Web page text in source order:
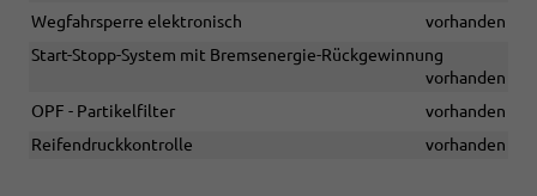
Wegfahrsperre elektronisch
vorhanden
Start-Stopp-System mit Bremsenergie-Rückgewinnung
vorhanden
OPF - Partikelfilter
vorhanden
Reifendruckkontrolle
vorhanden